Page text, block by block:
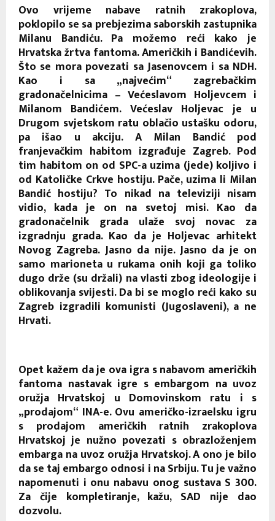
Ovo vrijeme nabave ratnih zrakoplova,
poklopilo se sa prebjezima saborskih zastupnika
Milanu Bandiću. Pa možemo reći kako je
Hrvatska žrtva fantoma. Američkih i Bandićevih.
Što se mora povezati sa Jasenovcem i sa NDH.
Kao i sa „najvećim“ zagrebačkim
gradonačelnicima – Većeslavom Holjevcem i
Milanom Bandićem. Većeslav Holjevac je u
Drugom svjetskom ratu oblačio ustašku odoru,
pa išao u akciju. A Milan Bandić pod
franjevačkim habitom izgrađuje Zagreb. Pod
tim habitom on od SPC-a uzima (jede) koljivo i
od Katoličke Crkve hostiju. Pače, uzima li Milan
Bandić hostiju? To nikad na televiziji nisam
vidio, kada je on na svetoj misi. Kao da
gradonačelnik grada ulaže svoj novac za
izgradnju grada. Kao da je Holjevac arhitekt
Novog Zagreba. Jasno da nije. Jasno da je on
samo marioneta u rukama onih koji ga toliko
dugo drže (su držali) na vlasti zbog ideologije i
oblikovanja svijesti. Da bi se moglo reći kako su
Zagreb izgradili komunisti (Jugoslaveni), a ne
Hrvati.
Opet kažem da je ova igra s nabavom američkih
fantoma nastavak igre s embargom na uvoz
oružja Hrvatskoj u Domovinskom ratu i s
„prodajom“ INA-e. Ovu američko-izraelsku igru
s prodajom američkih ratnih zrakoplova
Hrvatskoj je nužno povezati s obrazloženjem
embarga na uvoz oružja Hrvatskoj. A ono je bilo
da se taj embargo odnosi i na Srbiju. Tu je važno
napomenuti i onu nabavu onog sustava S 300.
Za čije kompletiranje, kažu, SAD nije dao
dozvolu.